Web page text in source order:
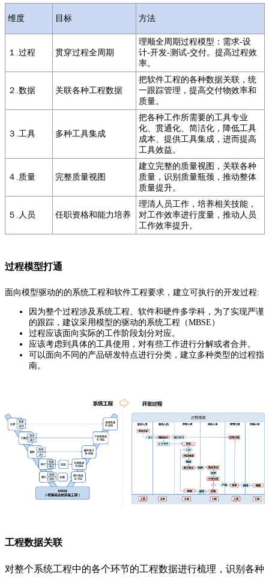
维度 目标 方法
１.过程 贯穿过程全周期
理顺全周期过程模型：需求-设
计-开发-测试-交付。提高过程效
率。
２.数据 关联各种工程数据
把软件工程的各种数据关联，统
一跟踪管理，提高交付物效率和
质量。
３.工具 多种工具集成
把各种工作所需要的工具专业
化、贯通化、简洁化，降低工具
成本、提供工具集成，进而提高
工具效益。
４.质量 完整质量视图
建立完整的质量视图，关联各种
质量，识别质量瓶颈，推动整体
质量提升。
５.人员 任职资格和能力培养
理清人员工作，培养相关技能，
对工作效率进行度量，推动人员
工作效率提升。
过程模型打通
面向模型驱动的的系统工程和软件工程要求，建立可执行的开发过程:
因为整个过程涉及系统工程、软件和硬件多学科，为了实现严谨
的跟踪，建议采用模型的驱动的系统工程（MBSE）
过程应该面向实际的工作阶段划分对应。
应该考虑到具体的工具使用，对有些工作进行分解或者合并。
可以面向不同的产品研发特点进行分类，建立多种类型的过程指
南。
工程数据关联
对整个系统工程中的各个环节的工程数据进行梳理，识别各种